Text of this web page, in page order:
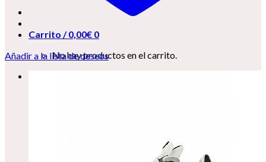
Carrito /0,00€ 0
No hay productos en el carrito.
Añadir a la lista de deseos